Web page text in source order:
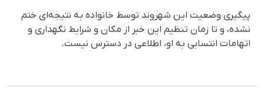
پیگیری وضعیت این شهروند توسط خانواده به نتیجه‌ای ختم
نشده، و تا زمان تنظیم این خبر از مکان و شرایط نگهداری و
اتهامات انتسابی به او، اطلاعی در دسترس نیست.